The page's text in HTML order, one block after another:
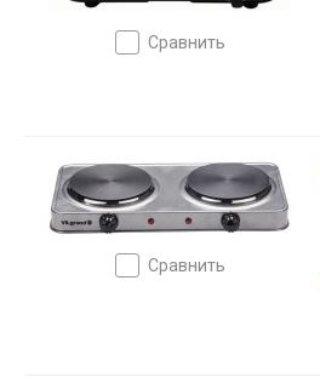
сравнить
сравнить